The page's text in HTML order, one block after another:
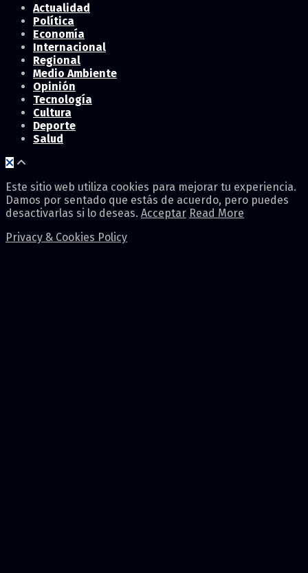
Actualidad
Política
Economía
Internacional
Regional
Medio Ambiente
Opinión
Tecnología
Cultura
Deporte
Salud
Este sitio web utiliza cookies para mejorar tu experiencia.
Damos por sentado que estás de acuerdo, pero puedes
desactivarlas si lo deseas. Acceptar Read More
Privacy & Cookies Policy